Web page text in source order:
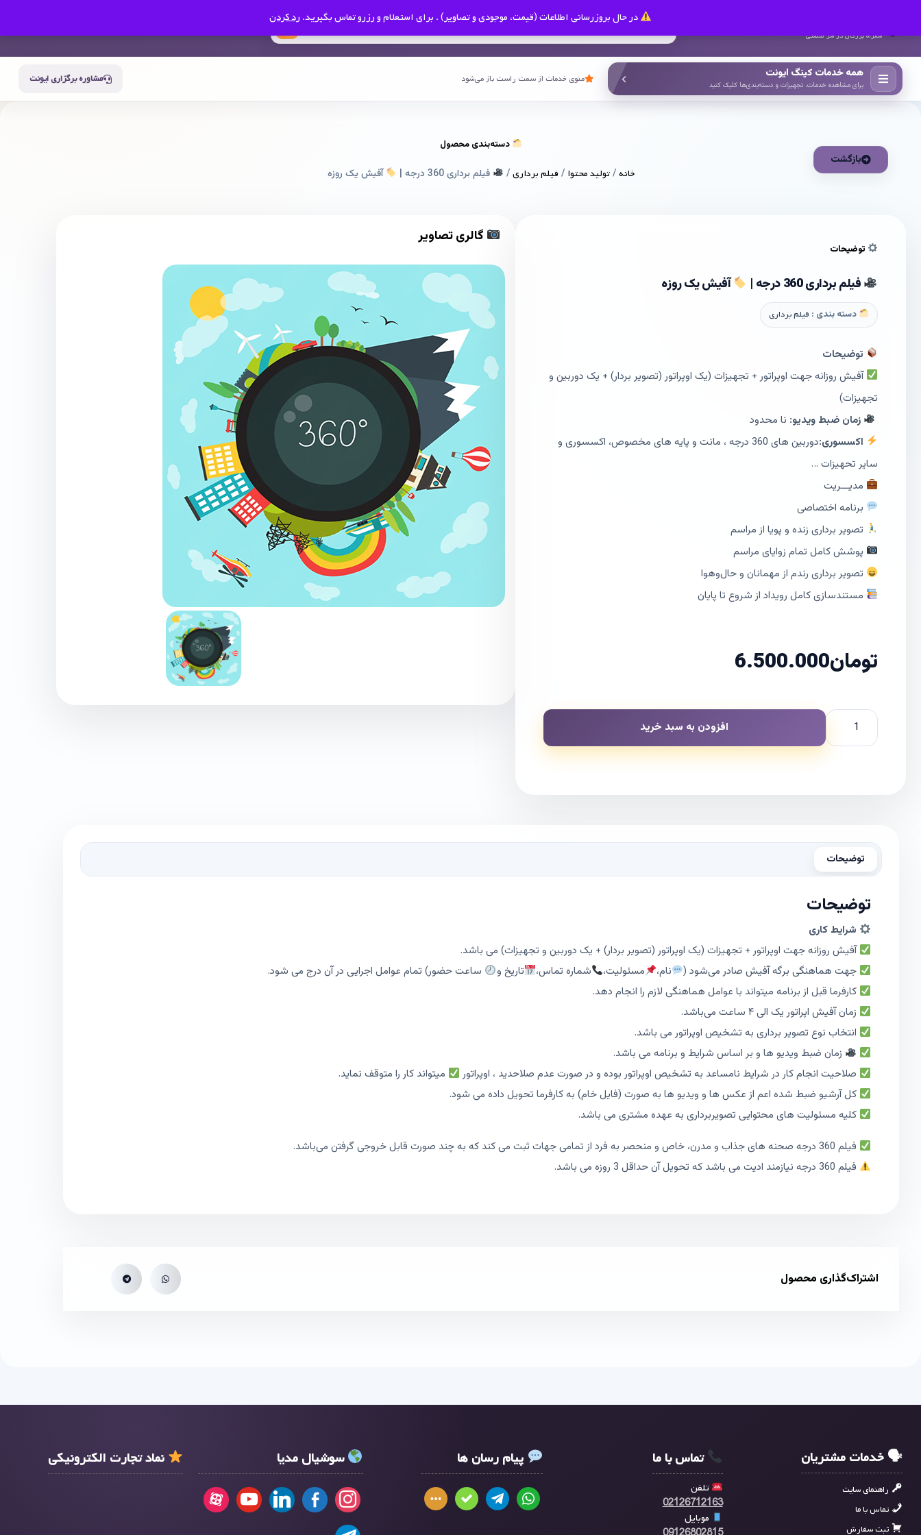
در حال بروزرسانی اطلاعات (قیمت، موجودی و تصاویر) . برای استعلام و رزرو تماس بگیرید. رد کردن
همراه بزرگان در هر صنعتی
همه خدمات کینگ ایونت
برای مشاهده خدمات، تجهیزات و دسته‌بندی‌ها کلیک کنید
منوی خدمات از سمت راست باز می‌شود مشاوره برگزاری ایونت
بازگشت
دسته‌بندی محصول
خانه/تولید محتوا / فیلم برداری/ فیلم برداری 360 درجه | آفیش یک روزه
گالری تصاویر
توضیحات
فیلم برداری 360 درجه | آفیش یک روزه
دسته بندی : فیلم برداری
توضیحات
آفیش روزانه جهت اوپراتور + تجهیزات (یک اوپراتور (تصویر بردار) + یک دوربین و
تجهیزات)
زمان ضبط ویدیو: نا محدود
اکسسوری:
دوربین های 360 درجه ، مانت و پایه های مخصوص، اکسسوری و
سایر تحهیزات …
مدیـــریت
برنامه اختصاصی
تصویر برداری زنده و پویا از مراسم
پوشش کامل تمام زوایای مراسم
تصویر برداری رندم از مهمانان و حال‌وهوا
مستندسازی کامل رویداد از شروع تا پایان
تومان6.500.000
افزودن به سبد خرید
توضیحات
توضیحات
شرایط کاری
آفیش روزانه جهت اوپراتور + تجهیزات (یک اوپراتور (تصویر بردار) + یک دوربین و تجهیزات) می باشد.
جهت هماهنگی برگه آفیش صادر می‌شود (
نام، مسئولیت، شماره تماس، تاریخ و
ساعت حضور) تمام عوامل اجرایی در آن درج می شود.
کارفرما قبل از برنامه میتواند با عوامل هماهنگی لازم را انجام دهد.
زمان آفیش اپراتور یک الی ۴ ساعت می‌باشد.
انتخاب نوع تصویر برداری به تشخیص اوپراتور می باشد.
زمان ضبط ویدیو ها و بر اساس شرایط و برنامه می باشد.
صلاحیت انجام کار در شرایط نامساعد به تشخیص اوپراتور بوده و در صورت عدم صلاحدید ، اوپراتور
میتواند کار را متوقف نماید.
کل آرشیو ضبط شده اعم از عکس ها و ویدیو ها به صورت (فایل خام) به کارفرما تحویل داده می شود.
کلیه مسئولیت های محتوایی تصویربرداری به عهده مشتری می باشد.
فیلم 360 درجه صحنه های جذاب و مدرن، خاص و منحصر به فرد از تمامی جهات ثبت می کند که به چند صورت قابل خروجی گرفتن می‌باشد.
فیلم 360 درجه نیازمند ادیت می باشد که تحویل آن حداقل 3 روزه می باشد.
اشتراک‌گذاری محصول
🗣 خدمات مشتریان
راهنمای سایت
تماس با ما
ثبت سفارش
تماس با ما
تلفن
02126712163
موبایل
پیام رسان ها سوشیال مدیا نماد تجارت الکترونیکی